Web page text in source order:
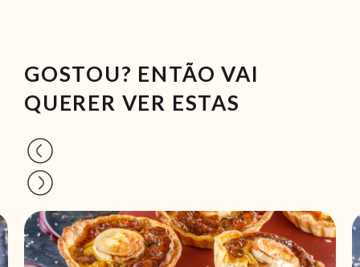
GOSTOU? ENTÃO VAI
QUERER VER ESTAS